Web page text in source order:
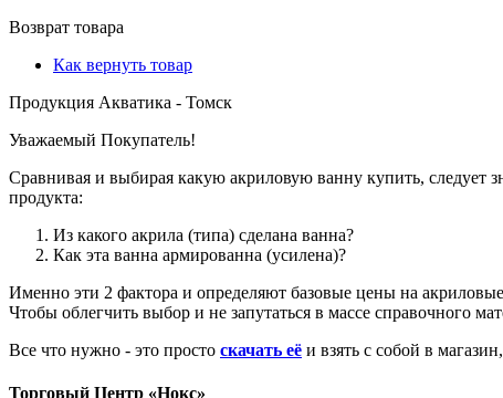
Возврат товара
Как вернуть товар
Продукция Акватика - Томск
Уважаемый Покупатель!
Сравнивая и выбирая какую акриловую ванну купить, следует
продукта:
Из какого акрила (типа) сделана ванна?
Как эта ванна армированна (усилена)?
Именно эти 2 фактора и определяют базовые цены на
Чтобы облегчить выбор и не запутаться в массе справочного
Все что нужно - это просто скачать её и взять с собой в
Торговый Центр «Нокс»